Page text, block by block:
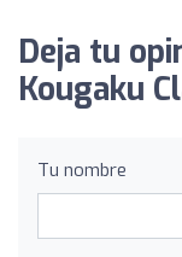
Deja tu
Kougaku
Tu nombre